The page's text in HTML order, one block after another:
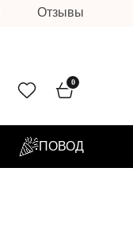
Отзывы
0
ПОВОД